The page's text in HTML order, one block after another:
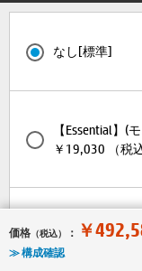
なし[標準]
【Essential】(
￥19,030 （税
【Essential】(
￥38,390 （税
価格 （税込） ： ￥
≫ 構成確認